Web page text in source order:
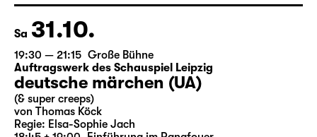
Sa 31.10.
19:30 — 21:15 Große Bühne
Auftragswerk des Schauspiel Leipzig
deutsche märchen (UA)
(& super creeps)
von Thomas Köck
Regie: Elsa-Sophie Jach